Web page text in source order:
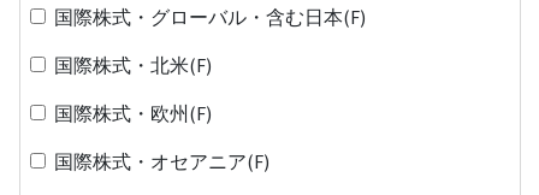
国際株式・グローバル・含む日本(F)
国際株式・北米(F)
国際株式・欧州(F)
国際株式・オセアニア(F)